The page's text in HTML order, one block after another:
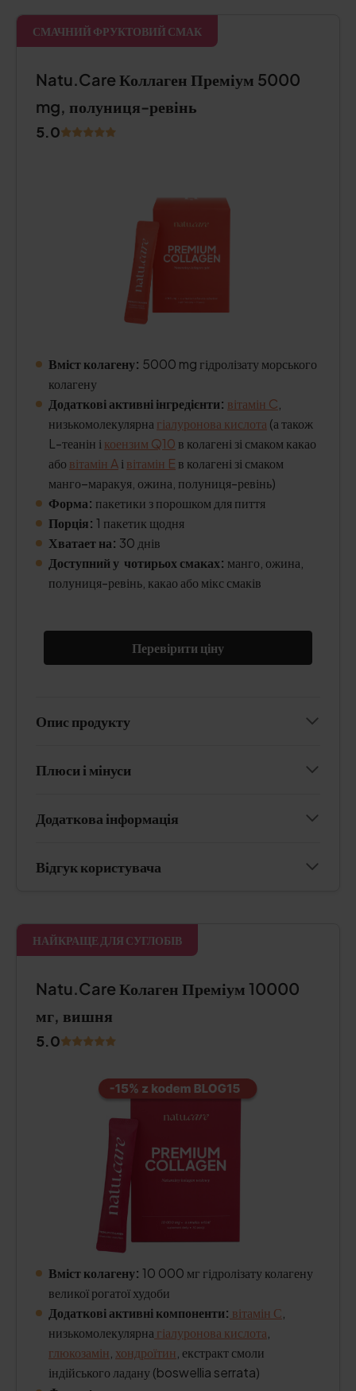
СМАЧНИЙ ФРУКТОВИЙ СМАК
Natu.Care Коллаген Преміум 5000
mg, полуниця-ревінь
5.0
Вміст колагену: 5000 mg гідролізату морського
колагену
Додаткові активні інгредієнти: вітамін C
низькомолекулярна гіалуронова кислота (а також
L-теанін і коензим Q10 в колагені зі смаком какао
або вітамін Aі вітамін E в колагені зі смаком
манго–маракуя, ожина, полуниця-ревінь)
Форма: пакетики з порошком для пиття
Порція: 1 пакетик щодня
Хватает на: 30 днів
Доступний у чотирьох смаках: манго, ожина,
полуниця-ревінь, какао або мікс смаків
Перевірити ціну
Опис продукту
Плюси і мінуси
Додаткова інформація
Відгук користувача
НАЙКРАЩЕ ДЛЯ СУГЛОБІВ
Natu.Care Колаген Преміум 10000
мг, вишня
5.0
Вміст колагену: 10 000 мг гідролізату колагену
великої рогатої худоби
Додаткові активні компоненти: вітамін С
низькомолекулярна гіалуронова кислота
глюкозамін хондроїтин , екстракт смоли
індійського ладану (boswellia serrata)